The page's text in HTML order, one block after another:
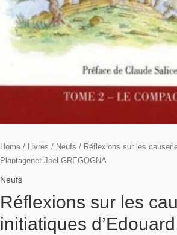
Home / Livres / Neufs / Réflexions sur les
Plantagenet Joël GREGOGNA
Neufs
Réflexions sur les
initiatiques d’Edouard